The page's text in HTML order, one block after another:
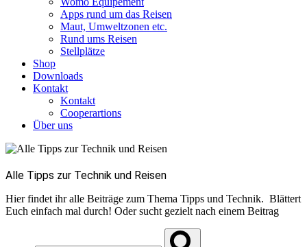
Apps rund um das Reisen
Maut, Umweltzonen etc.
Rund ums Reisen
Stellplätze
Shop
Downloads
Kontakt
Kontakt
Cooperartions
Über uns
Alle Tipps zur Technik und Reisen
Hier findet ihr alle Beiträge zum Thema Tipps und Technik. Blättert
Euch einfach mal durch! Oder sucht gezielt nach einem Beitrag